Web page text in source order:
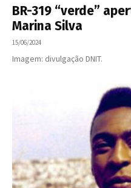
BR-319 “verde”
Marina Silva
15/06/2024
Imagem: divulgação DNIT.